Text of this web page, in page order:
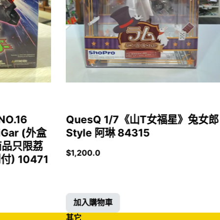
(外盒
只限荔
) 10471
QuesQ 1/7《山T女福星》兔女郎
Style 阿琳 84315
$1,200.0
加入購物車
其它